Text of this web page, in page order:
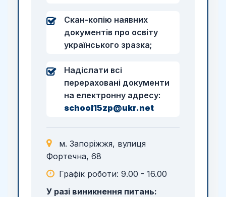
Скан-копію наявних
документів про освіту
українського зразка;
Надіслати всі
перераховані документи
на електронну адресу:
school15zp@ukr.net
м. Запоріжжя, вулиця
Фортечна, 68
Графік роботи: 9.00 - 16.00
У разі виникнення питань: